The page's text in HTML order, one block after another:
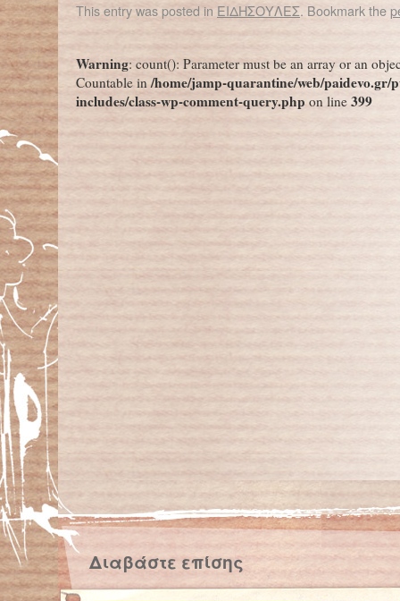
This entry was posted in ΕΙΔΗΣΟΥΛΕΣ. Bookmark the
Warning: count(): Parameter must be an array or an
Countable in/home/jamp-quarantine/web/paidevo.gr/
includes/class-wp-comment-query.php on line 399
Διαβάστε επίσης